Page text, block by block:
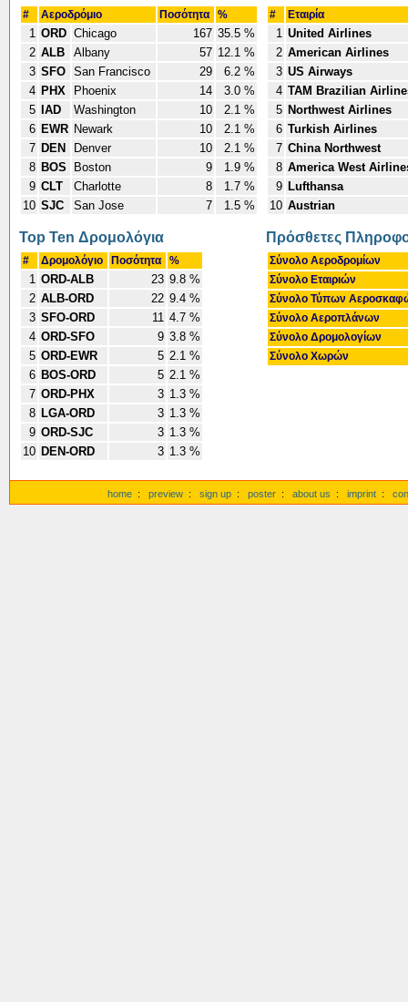
# Αεροδρόμιο Ποσότητα %
1 ORD Chicago 167 35.5 %
2 ALB Albany 57 12.1 %
3 SFO San Francisco 29
6.2 %
4 PHX Phoenix 14
3.0 %
5
IAD Washington 10
2.1 %
6 EWR Newark 10
2.1 %
7 DEN Denver 10
2.1 %
8 BOS Boston 9
1.9 %
9 CLT Charlotte 8
1.7 %
10 SJC San Jose 7 1.5 %
# Εταιρία
1 United Airlines
2 American Airlines
3 US Airways
4 TAM Brazilian
5 Northwest Airlines
6 Turkish Airlines
7 China Northwest
8 America West
9 Lufthansa
10 Austrian
Top Ten Δρομολόγια
# Δρομολόγιο Ποσότητα %
1 ORD-ALB 23 9.8 %
2 ALB-ORD 22 9.4 %
3 SFO-ORD 11 4.7 %
4 ORD-SFO 9 3.8 %
5 ORD-EWR 5 2.1 %
6 BOS-ORD 5 2.1 %
7 ORD-PHX 3 1.3 %
8 LGA-ORD 3 1.3 %
9 ORD-SJC 3 1.3 %
10 DEN-ORD 3 1.3 %
Πρόσθετες
Σύνολο Αεροδρομίων
Σύνολο Εταιριών
Σύνολο Τύπων
Σύνολο Αεροπλάνων
Σύνολο Δρομολογίων
Σύνολο Χωρών
home : preview : sign up : poster : about us : imprint :